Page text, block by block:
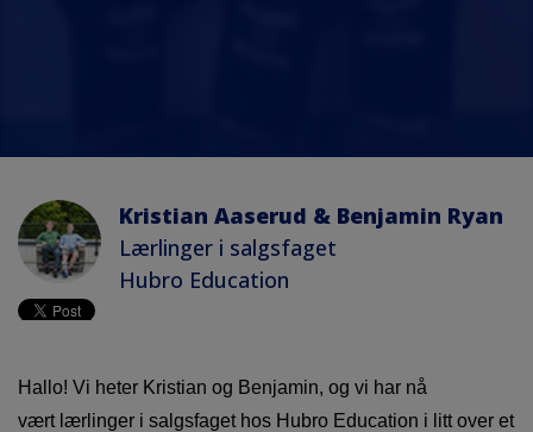
Kristian Aaserud & Benjamin Ryan
Lærlinger i salgsfaget
Hubro Education
Hallo! Vi heter Kristian og Benjamin, og vi har nå
vært lærlinger i salgsfaget hos Hubro Education i litt over et